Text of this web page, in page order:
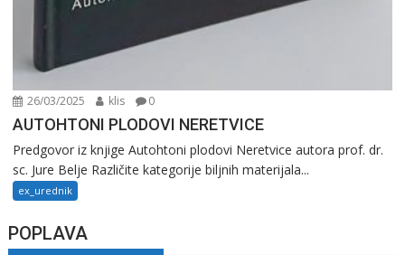
26/03/2025 klis 0
AUTOHTONI PLODOVI NERETVICE
Predgovor iz knjige Autohtoni plodovi Neretvice autora prof. dr.
sc. Jure Belje Različite kategorije biljnih materijala...
ex_urednik
POPLAVA